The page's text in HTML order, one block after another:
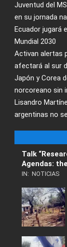
Juventud del
en su jornada
Ecuador jugará
Mundial 2030
Activan alertas
afectará al sur
Japón y Corea
norcoreano sin
Lisandro
argentinas no
Talk
Agendas:
IN: NOTICIAS